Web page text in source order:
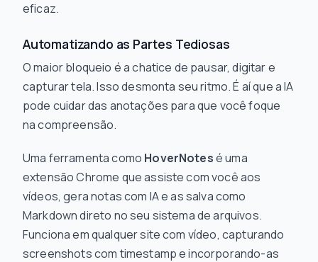
eficaz.
Automatizando as Partes Tediosas
O maior bloqueio é a chatice de pausar, digitar e
capturar tela. Isso desmonta seu ritmo. É aí que a IA
pode cuidar das anotações para que você foque
na compreensão.
Uma ferramenta como HoverNotesé uma
extensão Chrome que assiste com você aos
vídeos, gera notas com IA e as salva como
Markdown direto no seu sistema de arquivos.
Funciona em qualquer site com vídeo, capturando
screenshots com timestamp e incorporando-as